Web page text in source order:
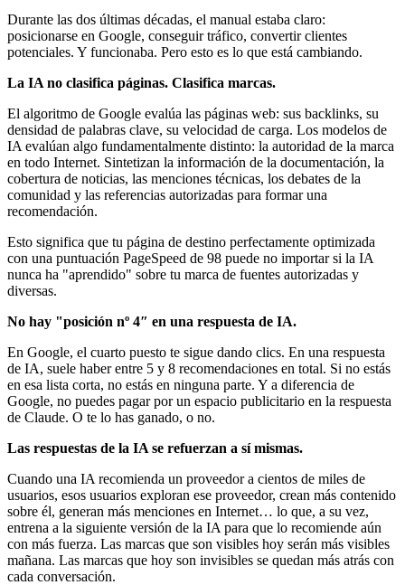
Durante las dos últimas décadas, el manual estaba claro:
posicionarse en Google, conseguir tráfico, convertir clientes
potenciales. Y funcionaba. Pero esto es lo que está cambiando.
La IA no clasifica páginas. Clasifica marcas.
El algoritmo de Google evalúa las páginas web: sus backlinks, su
densidad de palabras clave, su velocidad de carga. Los modelos de
IA evalúan algo fundamentalmente distinto: la autoridad de la marca
en todo Internet. Sintetizan la información de la documentación, la
cobertura de noticias, las menciones técnicas, los debates de la
comunidad y las referencias autorizadas para formar una
recomendación.
Esto significa que tu página de destino perfectamente optimizada
con una puntuación PageSpeed de 98 puede no importar si la IA
nunca ha "aprendido" sobre tu marca de fuentes autorizadas y
diversas.
No hay "posición nº 4″ en una respuesta de IA.
En Google, el cuarto puesto te sigue dando clics. En una respuesta
de IA, suele haber entre 5 y 8 recomendaciones en total. Si no estás
en esa lista corta, no estás en ninguna parte. Y a diferencia de
Google, no puedes pagar por un espacio publicitario en la respuesta
de Claude. O te lo has ganado, o no.
Las respuestas de la IA se refuerzan a sí mismas.
Cuando una IA recomienda un proveedor a cientos de miles de
usuarios, esos usuarios exploran ese proveedor, crean más contenido
sobre él, generan más menciones en Internet… lo que, a su vez,
entrena a la siguiente versión de la IA para que lo recomiende aún
con más fuerza. Las marcas que son visibles hoy serán más visibles
mañana. Las marcas que hoy son invisibles se quedan más atrás con
cada conversación.